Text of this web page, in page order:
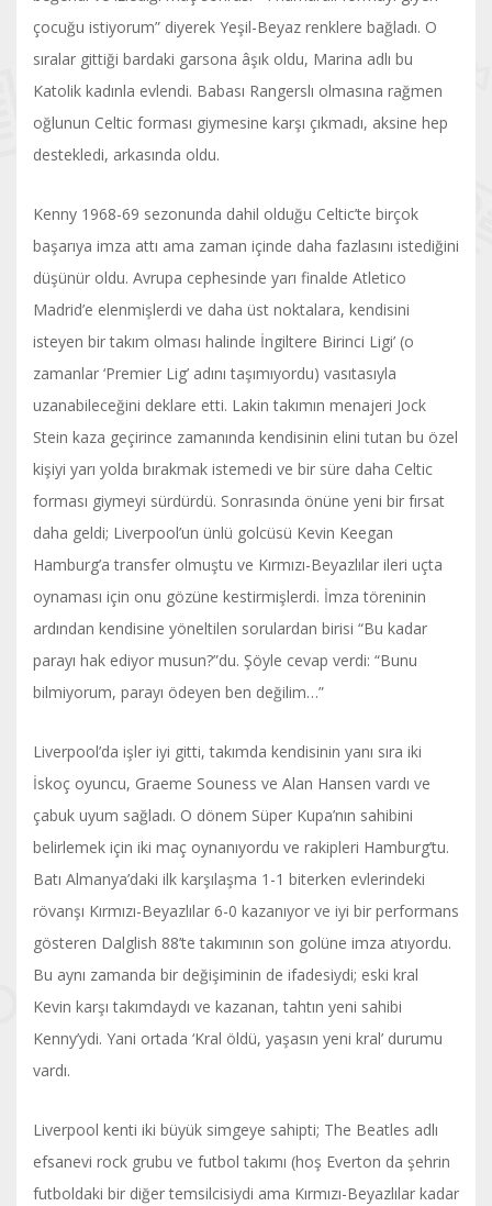
çocuğu istiyorum” diyerek Yeşil-Beyaz renklere bağladı. O
sıralar gittiği bardaki garsona âşık oldu, Marina adlı bu
Katolik kadınla evlendi. Babası Rangerslı olmasına rağmen
oğlunun Celtic forması giymesine karşı çıkmadı, aksine hep
destekledi, arkasında oldu.
Kenny 1968-69 sezonunda dahil olduğu Celtic’te birçok
başarıya imza attı ama zaman içinde daha fazlasını istediğini
düşünür oldu. Avrupa cephesinde yarı finalde Atletico
Madrid’e elenmişlerdi ve daha üst noktalara, kendisini
isteyen bir takım olması halinde İngiltere Birinci Ligi’ (o
zamanlar ‘Premier Lig’ adını taşımıyordu) vasıtasıyla
uzanabileceğini deklare etti. Lakin takımın menajeri Jock
Stein kaza geçirince zamanında kendisinin elini tutan bu özel
kişiyi yarı yolda bırakmak istemedi ve bir süre daha Celtic
forması giymeyi sürdürdü. Sonrasında önüne yeni bir fırsat
daha geldi; Liverpool’un ünlü golcüsü Kevin Keegan
Hamburg’a transfer olmuştu ve Kırmızı-Beyazlılar ileri uçta
oynaması için onu gözüne kestirmişlerdi. İmza töreninin
ardından kendisine yöneltilen sorulardan birisi “Bu kadar
parayı hak ediyor musun?”du. Şöyle cevap verdi: “Bunu
bilmiyorum, parayı ödeyen ben değilim…”
Liverpool’da işler iyi gitti, takımda kendisinin yanı sıra iki
İskoç oyuncu, Graeme Souness ve Alan Hansen vardı ve
çabuk uyum sağladı. O dönem Süper Kupa’nın sahibini
belirlemek için iki maç oynanıyordu ve rakipleri Hamburg’tu.
Batı Almanya’daki ilk karşılaşma 1-1 biterken evlerindeki
rövanşı Kırmızı-Beyazlılar 6-0 kazanıyor ve iyi bir performans
gösteren Dalglish 88’te takımının son golüne imza atıyordu.
Bu aynı zamanda bir değişiminin de ifadesiydi; eski kral
Kevin karşı takımdaydı ve kazanan, tahtın yeni sahibi
Kenny’ydi. Yani ortada ‘Kral öldü, yaşasın yeni kral’ durumu
vardı.
Liverpool kenti iki büyük simgeye sahipti; The Beatles adlı
efsanevi rock grubu ve futbol takımı (hoş Everton da şehrin
futboldaki bir diğer temsilcisiydi ama Kırmızı-Beyazlılar kadar